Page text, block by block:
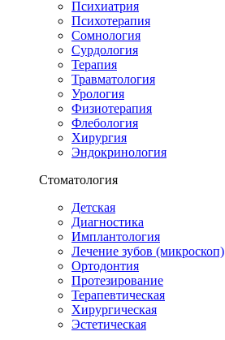
Психиатрия
Психотерапия
Сомнология
Сурдология
Терапия
Травматология
Урология
Физиотерапия
Флебология
Хирургия
Эндокринология
Стоматология
Детская
Диагностика
Имплантология
Лечение зубов (микроскоп)
Ортодонтия
Протезирование
Терапевтическая
Хирургическая
Эстетическая